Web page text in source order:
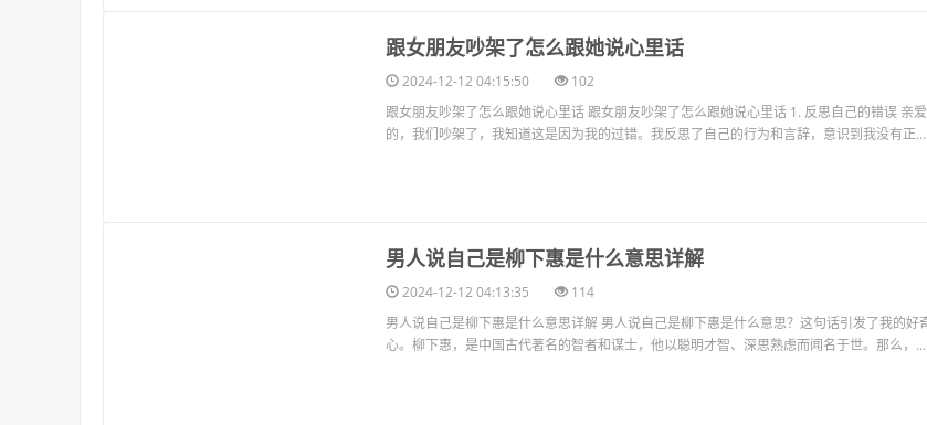
2024-12-12 04:15:50
102
跟女朋友吵架了怎么跟她说心里话 跟女朋友吵架了怎么跟她说心里话 1. 反思自己的错误 亲爱
的，我们吵架了，我知道这是因为我的过错。我反思了自己的行为和言辞，意识到我没有正...
心。柳下惠，是中国古代著名的智者和谋士，他以聪明才智、深思熟虑而闻名于世。那么，...
​摩羯座的男生喜欢什么样的女生？摩羯男说不合适还能挽回吗